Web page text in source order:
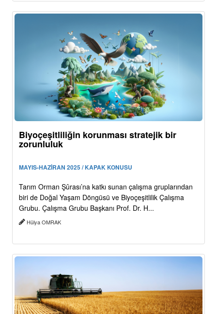
Biyoçeşitliliğin korunması stratejik bir
zorunluluk
MAYIS-HAZİRAN 2025 / KAPAK KONUSU
Tarım Orman Şûrası’na katkı sunan çalışma gruplarından
biri de Doğal Yaşam Döngüsü ve Biyoçeşitlilik Çalışma
Grubu. Çalışma Grubu Başkanı Prof. Dr. H...
Hülya OMRAK